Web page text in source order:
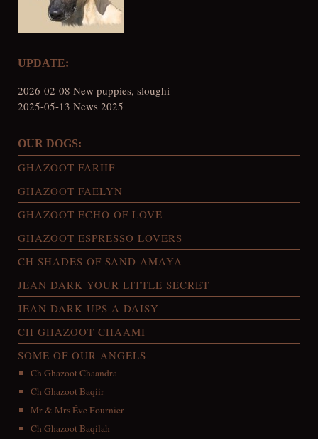
UPDATE:
2026-02-08 New puppies, sloughi
2025-05-13 News 2025
OUR DOGS:
GHAZOOT FARIIF
GHAZOOT FAELYN
GHAZOOT ECHO OF LOVE
GHAZOOT ESPRESSO LOVERS
CH SHADES OF SAND AMAYA
JEAN DARK YOUR LITTLE SECRET
JEAN DARK UPS A DAISY
CH GHAZOOT CHAAMI
SOME OF OUR ANGELS
Ch Ghazoot Chaandra
Ch Ghazoot Baqiir
Mr & Mrs Éve Fournier
Ch Ghazoot Baqilah